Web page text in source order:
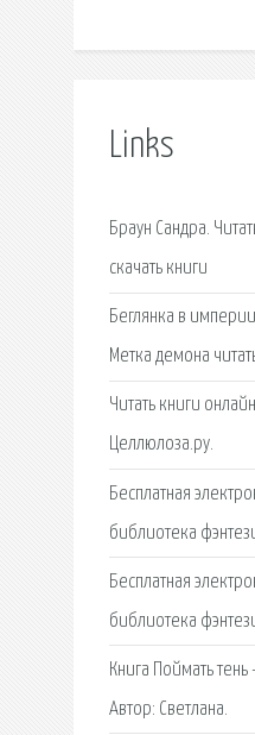
Links
Браун Сандра.
скачать книги
Беглянка в
Метка демона
Читать книги
Целлюлоза.ру.
Бесплатная
библиотека
Бесплатная
библиотека
Книга Поймать тень
Автор: Светлана.